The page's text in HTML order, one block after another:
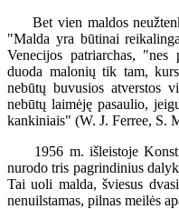
Bet vien maldos
"Malda yra būtinai
Venecijos patriarchas, "nes
duoda malonių tik tam,
nebūtų buvusios atverstos
nebūtų laimėję pasaulio,
kankiniais" (W. J. Ferree, S.
1956 m. išleistoje
nurodo tris pagrindinius
Tai uoli malda, šviesus
nenuilstamas, pilnas meilės